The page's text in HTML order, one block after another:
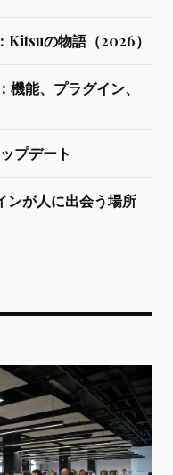
Kitsuの物語（2026）
能、プラグイン、
プデート
が人に出会う場所